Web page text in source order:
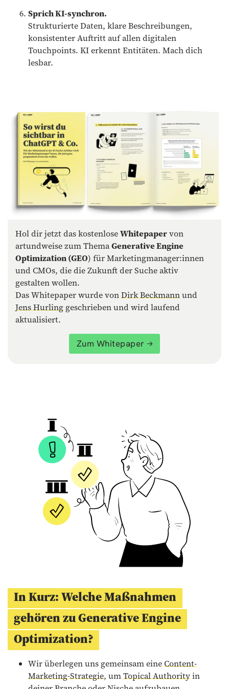
Sprich KI-synchron.
Strukturierte Daten, klare Beschreibungen,
konsistenter Auftritt auf allen digitalen
Touchpoints. KI erkennt Entitäten. Mach dich
lesbar.
Hol dir jetzt das kostenloseWhitepapervon
artundweise zum ThemaGenerative Engine
Optimization (GEO) für Marketingmanager:innen
und CMOs, die die Zukunft der Suche aktiv
gestalten wollen.
Das Whitepaper wurde vonDirk Beckmannund
Jens Hurling geschrieben und wird laufend
aktualisiert.
Zum Whitepaper
In Kurz: Welche Maßnahmen
gehören zu Generative Engine
Optimization?
Wir überlegen uns gemeinsam eineContent-
Marketing-Strategie, umTopical Authorityin